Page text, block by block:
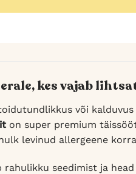
kes vajab
või
on super premium
levinud allergeene
seedimist ja